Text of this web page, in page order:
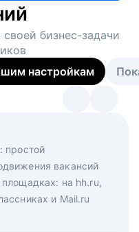
своей бизнес-задачи
настройкам
простой
вакансий
на hh.ru,
и Mail.ru
на главной странице
сколько
за дело возьмутся
менеджеры